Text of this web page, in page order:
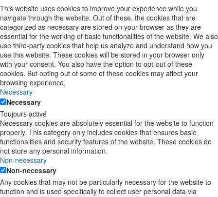
This website uses cookies to improve your experience while you
navigate through the website. Out of these, the cookies that are
categorized as necessary are stored on your browser as they are
essential for the working of basic functionalities of the website. We also
use third-party cookies that help us analyze and understand how you
use this website. These cookies will be stored in your browser only
with your consent. You also have the option to opt-out of these
cookies. But opting out of some of these cookies may affect your
browsing experience.
Necessary
Necessary
Toujours activé
Necessary cookies are absolutely essential for the website to function
properly. This category only includes cookies that ensures basic
functionalities and security features of the website. These cookies do
not store any personal information.
Non-necessary
Non-necessary
Any cookies that may not be particularly necessary for the website to
function and is used specifically to collect user personal data via